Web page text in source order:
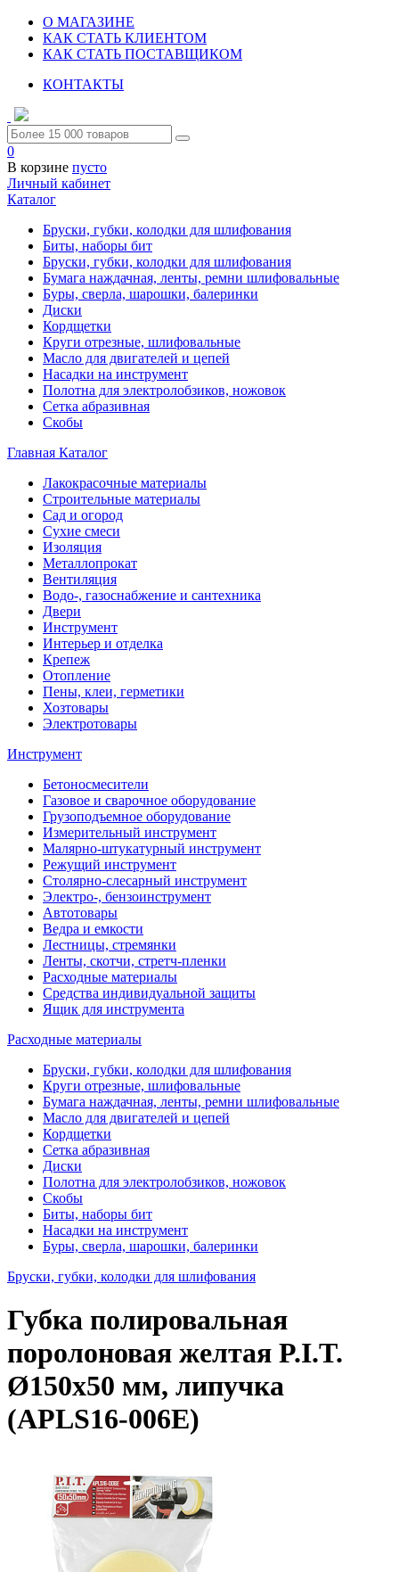
О МАГАЗИНЕ
КАК СТАТЬ КЛИЕНТОМ
КАК СТАТЬ ПОСТАВЩИКОМ
КОНТАКТЫ
0
В корзине пусто
Личный кабинет
Каталог
Бруски, губки, колодки для шлифования
Биты, наборы бит
Бруски, губки, колодки для шлифования
Бумага наждачная, ленты, ремни шлифовальные
Буры, сверла, шарошки, балеринки
Диски
Кордщетки
Круги отрезные, шлифовальные
Масло для двигателей и цепей
Насадки на инструмент
Полотна для электролобзиков, ножовок
Сетка абразивная
Скобы
Главная Каталог
Лакокрасочные материалы
Строительные материалы
Сад и огород
Сухие смеси
Изоляция
Металлопрокат
Вентиляция
Водо-, газоснабжение и сантехника
Двери
Инструмент
Интерьер и отделка
Крепеж
Отопление
Пены, клеи, герметики
Хозтовары
Электротовары
Инструмент
Бетоносмесители
Газовое и сварочное оборудование
Грузоподъемное оборудование
Измерительный инструмент
Малярно-штукатурный инструмент
Режущий инструмент
Столярно-слесарный инструмент
Электро-, бензоинструмент
Автотовары
Ведра и емкости
Лестницы, стремянки
Ленты, скотчи, стретч-пленки
Расходные материалы
Средства индивидуальной защиты
Ящик для инструмента
Расходные материалы
Бруски, губки, колодки для шлифования
Круги отрезные, шлифовальные
Бумага наждачная, ленты, ремни шлифовальные
Масло для двигателей и цепей
Кордщетки
Сетка абразивная
Диски
Полотна для электролобзиков, ножовок
Скобы
Биты, наборы бит
Насадки на инструмент
Буры, сверла, шарошки, балеринки
Бруски, губки, колодки для шлифования
Губка полировальная
поролоновая желтая P.I.T.
Ø150x50 мм, липучка
(APLS16-006E)